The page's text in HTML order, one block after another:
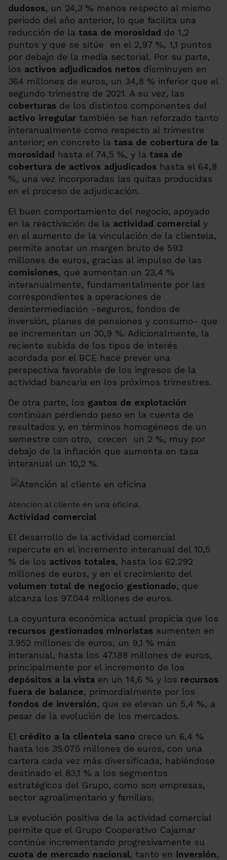
dudosos, un 24,3 % menos respecto al mismo
periodo del año anterior, lo que facilita una
reducción de la tasa de morosidad de 1,2
puntos y que se sitúe en el 2,97 %, 1,1 puntos
por debajo de la media sectorial. Por su parte,
los activos adjudicados netos disminuyen en
364 millones de euros, un 34,8 % inferior que el
segundo trimestre de 2021. A su vez, las
coberturas de los distintos componentes del
activo irregular también se han reforzado tanto
interanualmente como respecto al trimestre
anterior; en concreto la tasa de cobertura de la
morosidad hasta el 74,5 %, y la tasa de
cobertura de activos adjudicados hasta el 64,8
%, una vez incorporadas las quitas producidas
en el proceso de adjudicación.
El buen comportamiento del negocio, apoyado
en la reactivación de la actividad comercial y
en el aumento de la vinculación de la clientela,
permite anotar un margen bruto de 593
millones de euros, gracias al impulso de las
comisiones, que aumentan un 23,4 %
interanualmente, fundamentalmente por las
correspondientes a operaciones de
desintermediación -seguros, fondos de
inversión, planes de pensiones y consumo- que
se incrementan un 30,9 %. Adicionalmente, la
reciente subida de los tipos de interés
acordada por el BCE hace prever una
perspectiva favorable de los ingresos de la
actividad bancaria en los próximos trimestres.
De otra parte, los gastos de explotación
continúan perdiendo peso en la cuenta de
resultados y, en términos homogéneos de un
semestre con otro, crecen un 2 %, muy por
debajo de la inflación que aumenta en tasa
interanual un 10,2 %.
Atención al cliente en una oficina.
Actividad comercial
El desarrollo de la actividad comercial
repercute en el incremento interanual del 10,5
% de los activos totales, hasta los 62.292
millones de euros, y en el crecimiento del
volumen total de negocio gestionado, que
alcanza los 97.044 millones de euros.
La coyuntura económica actual propicia que los
recursos gestionados minoristas aumenten en
3.952 millones de euros, un 9,1 % más
interanual, hasta los 47.188 millones de euros,
principalmente por el incremento de los
depósitos a la vista en un 14,6 % y los recursos
fuera de balance, primordialmente por los
fondos de inversión, que se elevan un 5,4 %, a
pesar de la evolución de los mercados.
El crédito a la clientela sano crece un 6,4 %
hasta los 35.075 millones de euros, con una
cartera cada vez más diversificada, habiéndose
destinado el 83,1 % a los segmentos
estratégicos del Grupo, como son empresas,
sector agroalimentario y familias.
La evolución positiva de la actividad comercial
permite que el Grupo Cooperativo Cajamar
continúe incrementando progresivamente su
cuota de mercado nacional, tanto en inversión,